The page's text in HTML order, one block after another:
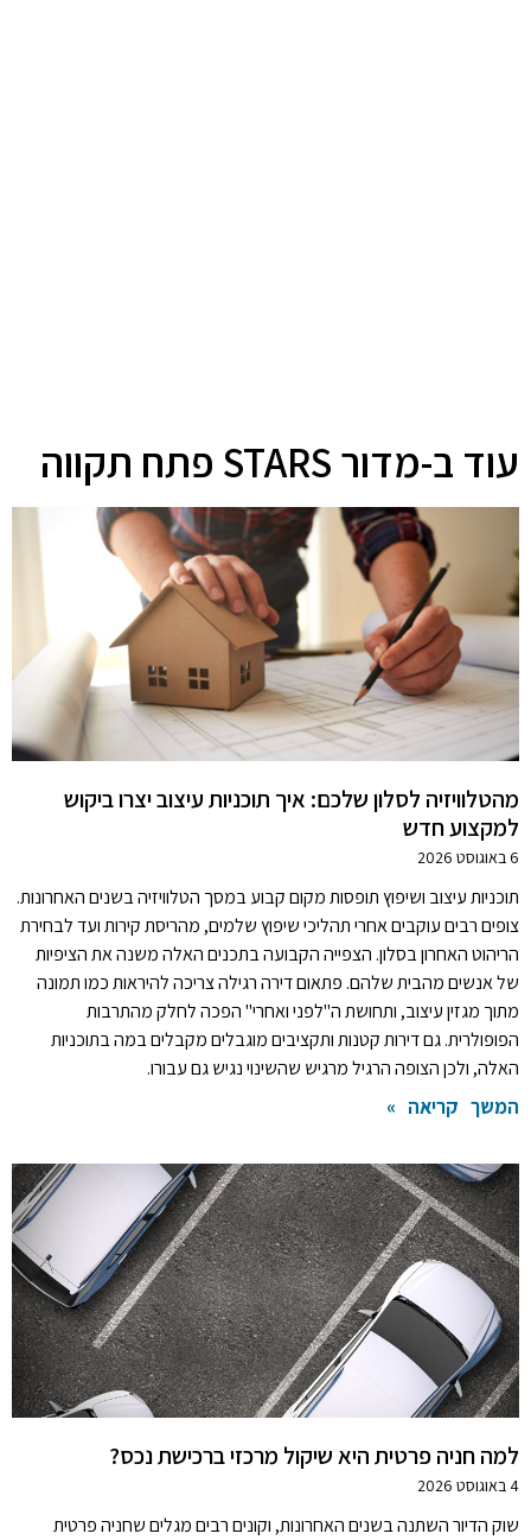
עוד ב-מדור STARS פתח תקווה
מהטלוויזיה לסלון שלכם: איך תוכניות עיצוב יצרו ביקוש
למקצוע חדש
6 באוגוסט 2026
תוכניות עיצוב ושיפוץ תופסות מקום קבוע במסך הטלוויזיה בשנים האחרונות.
צופים רבים עוקבים אחרי תהליכי שיפוץ שלמים, מהריסת קירות ועד לבחירת
הריהוט האחרון בסלון. הצפייה הקבועה בתכנים האלה משנה את הציפיות
של אנשים מהבית שלהם. פתאום דירה רגילה צריכה להיראות כמו תמונה
מתוך מגזין עיצוב, ותחושת ה"לפני ואחרי" הפכה לחלק מהתרבות
הפופולרית. גם דירות קטנות ותקציבים מוגבלים מקבלים במה בתוכניות
האלה, ולכן הצופה הרגיל מרגיש שהשינוי נגיש גם עבורו.
המשך קריאה »
למה חניה פרטית היא שיקול מרכזי ברכישת נכס?
4 באוגוסט 2026
שוק הדיור השתנה בשנים האחרונות, וקונים רבים מגלים שחניה פרטית